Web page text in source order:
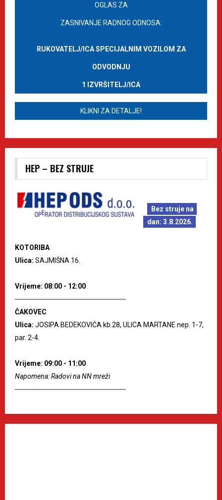
OGLAS ZA
ZASNIVANJE RADNOG ODNOSA:
RUKOVATELJ/ICA SPECIJALNIM VOZILOM ZA
ODVODNJU
1 IZVRŠITELJ/ICA
KLIKNI ZA DETALJE!
HEP – BEZ STRUJE
Bez struje na
dan: 3.8.2026.
KOTORIBA
Ulica: SAJMIŠNA 16.
Vrijeme: 08:00 - 12:00
--------------------------------------------------------
ČAKOVEC
Ulica: JOSIPA BEDEKOVIĆA kb.28, ULICA MARTANE nep. 1-7,
par. 2-4.
Vrijeme: 09:00 - 11:00
Napomena: Radovi na NN mreži
--------------------------------------------------------